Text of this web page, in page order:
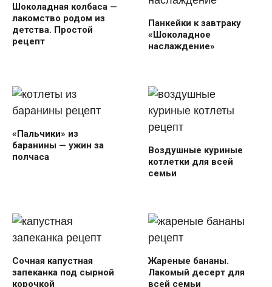
Шоколадная колбаса —
лакомство родом из
детства. Простой
рецепт
Панкейки к завтраку
«Шоколадное
наслаждение»
«Пальчики» из
баранины — ужин за
полчаса
Воздушные куриные
котлетки для всей
семьи
Сочная капустная
запеканка под сырной
корочкой
Жареные бананы.
Лакомый десерт для
всей семьи